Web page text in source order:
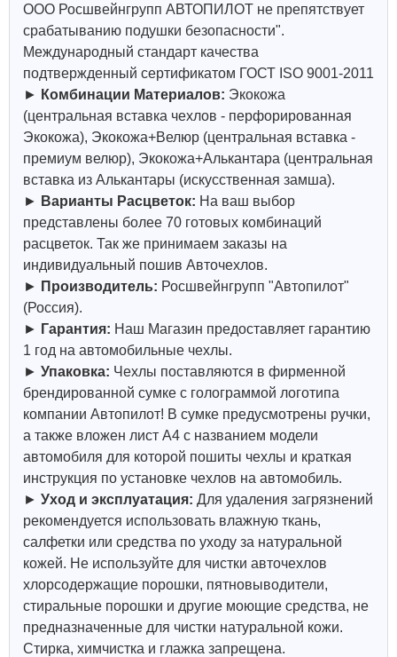
ООО Росшвейнгрупп АВТОПИЛОТ не препятствует
срабатыванию подушки безопасности".
Международный стандарт качества
подтвержденный сертификатом ГОСТ ISO 9001-2011
► Комбинации Материалов: Экокожа
(центральная вставка чехлов - перфорированная
Экокожа), Экокожа+Велюр (центральная вставка -
премиум велюр), Экокожа+Алькантара (центральная
вставка из Алькантары (искусственная замша).
► Варианты Расцветок: На ваш выбор
представлены более 70 готовых комбинаций
расцветок. Так же принимаем заказы на
индивидуальный пошив Авточехлов.
► Производитель: Росшвейнгрупп "Автопилот"
(Россия).
► Гарантия: Наш Магазин предоставляет гарантию
1 год на автомобильные чехлы.
► Упаковка: Чехлы поставляются в фирменной
брендированной сумке с голограммой логотипа
компании Автопилот! В сумке предусмотрены ручки,
а также вложен лист А4 с названием модели
автомобиля для которой пошиты чехлы и краткая
инструкция по установке чехлов на автомобиль.
► Уход и эксплуатация: Для удаления загрязнений
рекомендуется использовать влажную ткань,
салфетки или средства по уходу за натуральной
кожей. Не используйте для чистки авточехлов
хлорсодержащие порошки, пятновыводители,
стиральные порошки и другие моющие средства, не
предназначенные для чистки натуральной кожи.
Стирка, химчистка и глажка запрещена.